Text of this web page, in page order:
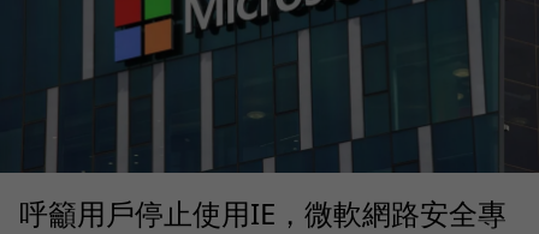
呼籲用戶停止使用IE，微軟網路安全專